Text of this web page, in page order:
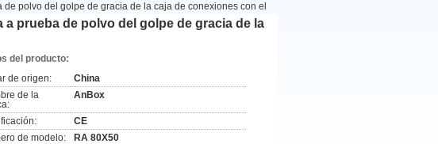
polvo del golpe de gracia de la caja de conexiones con el
a prueba de polvo del golpe de gracia de la
del producto:
de origen:
China
de la
AnBox
CE
de modelo:
RA 80X50